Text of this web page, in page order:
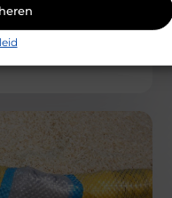
zonder